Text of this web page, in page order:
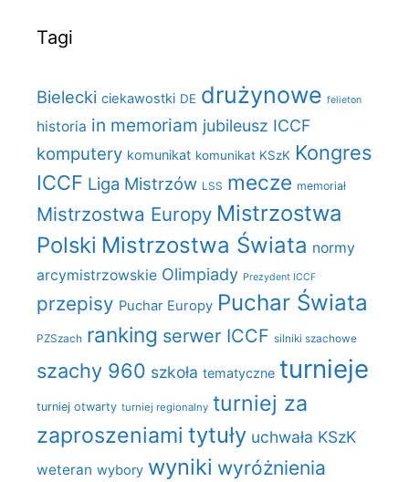
Tagi
Bielecki ciekawostki DE drużynowe felieton
historia in memoriam jubileusz ICCF
komputery komunikat komunikat KSzK Kongres
ICCF Liga Mistrzów LSS mecze memoriał
Mistrzostwa Europy Mistrzostwa
Polski Mistrzostwa Świata normy
arcymistrzowskie Olimpiady Prezydent ICCF
przepisy Puchar Europy Puchar Świata
PZSzach ranking serwer ICCF silniki szachowe
szachy 960 szkoła tematyczne turnieje
turniej otwarty turniej regionalny turniej za
zaproszeniami tytuły uchwała KSzK
weteran wybory wyniki wyróżnienia